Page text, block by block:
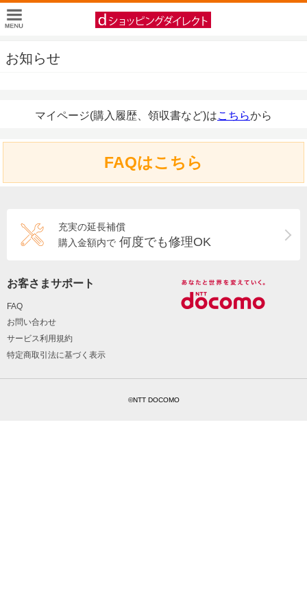
お知らせ
マイページ(購入履歴、領収書など)はこちらから
FAQはこちら
充実の延長補償
購入金額内で 何度でも修理OK
お客さまサポート
FAQ
お問い合わせ
サービス利用規約
特定商取引法に基づく表示
©NTT DOCOMO